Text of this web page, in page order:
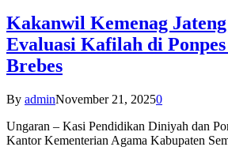
Kakanwil Kemenag
Evaluasi Kafilah di
Brebes
By adminNovember 21, 20250
Ungaran – Kasi Pendidikan Diniyah dan
Kantor Kementerian Agama Kabupaten